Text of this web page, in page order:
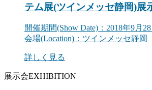
テム展(ツインメッセ静岡)展
開催期間(Show Date) ：2018年9月
会場(Location) ：ツインメッセ静岡
詳しく見る
展示会EXHIBITION